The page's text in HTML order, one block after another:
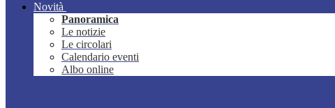
Novità
Panoramica
Le notizie
Le circolari
Calendario eventi
Albo online